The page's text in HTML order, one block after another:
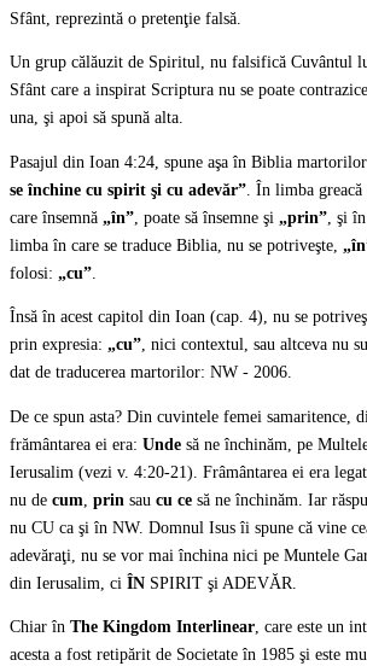
Sfânt, reprezintă o pretenţie falsă.
Un grup călăuzit de Spiritul, nu falsifică Cuvântul
Sfânt care a inspirat Scriptura nu se poate
una, şi apoi să spună alta.
Pasajul din Ioan 4:24, spune aşa în Biblia
se închine cu spirit şi cu adevăr” . În limba
care însemnă „în” , poate să însemne şi „prin” , şi
limba în care se traduce Biblia, nu se potriveşte,
folosi: „cu”
Însă în acest capitol din Ioan (cap. 4), nu se
prin expresia: „cu”, nici contextul, sau altceva nu
dat de traducerea martorilor: NW - 2006.
De ce spun asta? Din cuvintele femei samaritence,
frământarea ei era: Unde să ne închinăm, pe
Ierusalim (vezi v. 4:20-21). Frâmântarea ei era
nu de cum prin sau cu ce să ne închinăm. Iar
nu CU ca şi în NW. Domnul Isus îi spune că vine
adevăraţi, nu se vor mai închina nici pe Muntele
din Ierusalim, ci ÎN SPIRIT şi ADEVĂR.
Chiar în The Kingdom Interlinear, care este un
acesta a fost retipărit de Societate în 1985 şi este